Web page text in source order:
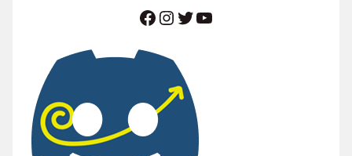
Facebook Instagram Twitter YouTube